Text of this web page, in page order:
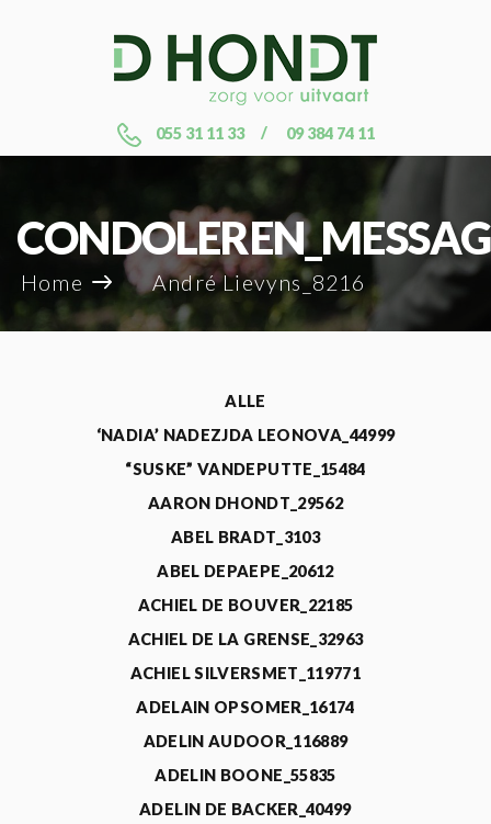
055 31 11 33 09 384 74 11
Home André Lievyns_8216
ALLE
‘NADIA’ NADEZJDA LEONOVA_44999
“SUSKE” VANDEPUTTE_15484
AARON DHONDT_29562
ABEL BRADT_3103
ABEL DEPAEPE_20612
ACHIEL DE BOUVER_22185
ACHIEL DE LA GRENSE_32963
ACHIEL SILVERSMET_119771
ADELAIN OPSOMER_16174
ADELIN AUDOOR_116889
ADELIN BOONE_55835
ADELIN DE BACKER_40499